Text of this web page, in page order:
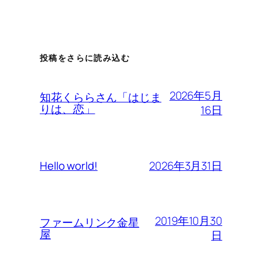
投稿をさらに読み込む
知花くららさん「はじま
りは、恋」
2026年5月
16日
Hello world! 2026年3月31日
ファームリンク金星
屋
2019年10月30
日